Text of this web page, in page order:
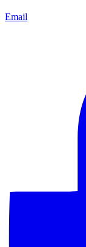
Email